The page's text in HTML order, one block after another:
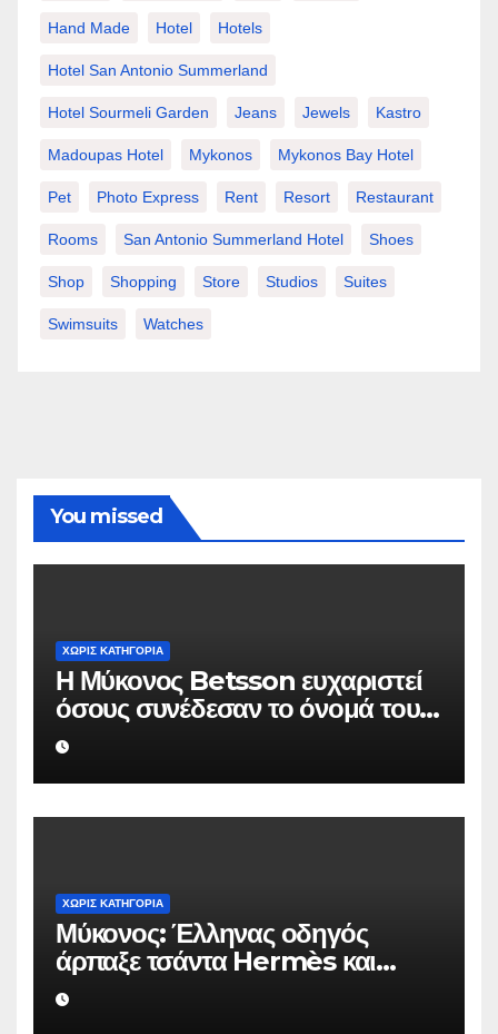
Hand Made Hotel Hotels
Hotel San Antonio Summerland
Hotel Sourmeli Garden Jeans Jewels Kastro
Madoupas Hotel Mykonos Mykonos Bay Hotel
Pet Photo Express Rent Resort Restaurant
Rooms San Antonio Summerland Hotel Shoes
Shop Shopping Store Studios Suites
Swimsuits Watches
You missed
ΧΩΡΊΣ ΚΑΤΗΓΟΡΊΑ
Η Μύκονος Betsson ευχαριστεί
όσους συνέδεσαν το όνομά τους
με την ιστορική χρονιά
ΧΩΡΊΣ ΚΑΤΗΓΟΡΊΑ
Μύκονος: Έλληνας οδηγός
άρπαξε τσάντα Hermès και
Rolex αξίας 75.000 ευρώ από
Ουκρανό τουρίστα